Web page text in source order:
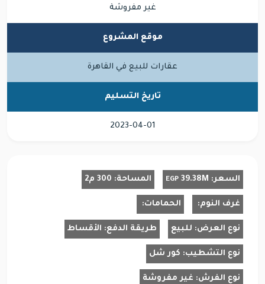
غير مفروشة
موقع المشروع
عقارات للبيع في القاهرة
تاريخ التسليم
2023-04-01
السعر: 39.38M
EGP المساحة: 300 م2
غرف النوم: الحمامات:
نوع العرض: للبيع طريقة الدفع: الأقساط
نوع التشطيب: كور شل
نوع الفرش: غير مفروشة